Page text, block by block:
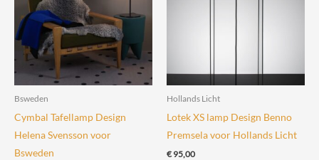
Bsweden
Cymbal Tafellamp Design
Helena Svensson voor
Bsweden
Hollands Licht
Lotek XS lamp Design Benno
Premsela voor Hollands Licht
€95,00